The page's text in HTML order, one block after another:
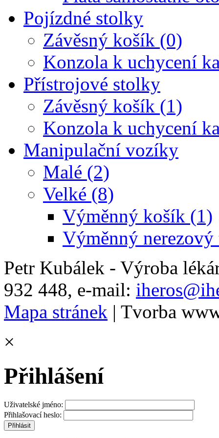
Pojízdné stolky
Závěsný košík (0)
Konzola k uchycení
Přístrojové stolky
Závěsný košík (1)
Konzola k uchycení
Manipulační vozíky
Malé (2)
Velké (8)
Výměnný košík (1)
Výměnný nerezový
Petr Kubálek - Výroba
932 448, e-mail:
Mapa stránek | Tvorba
×
Přihlášení
Uživatelské jméno:
Přihlašovací heslo: